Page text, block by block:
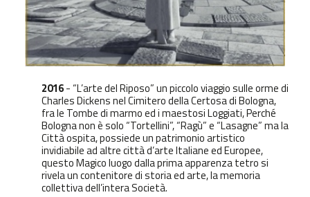
2016- “L’arte del Riposo” un piccolo viaggio sulle orme di
Charles Dickens nel Cimitero della Certosa di Bologna,
fra le Tombe di marmo ed i maestosi Loggiati, Perché
Bologna non è solo “Tortellini”, “Ragù” e “Lasagne” ma la
Città ospita, possiede un patrimonio artistico
invidiabile ad altre città d’arte Italiane ed Europee,
questo Magico luogo dalla prima apparenza tetro si
rivela un contenitore di storia ed arte, la memoria
collettiva dell’intera Società.